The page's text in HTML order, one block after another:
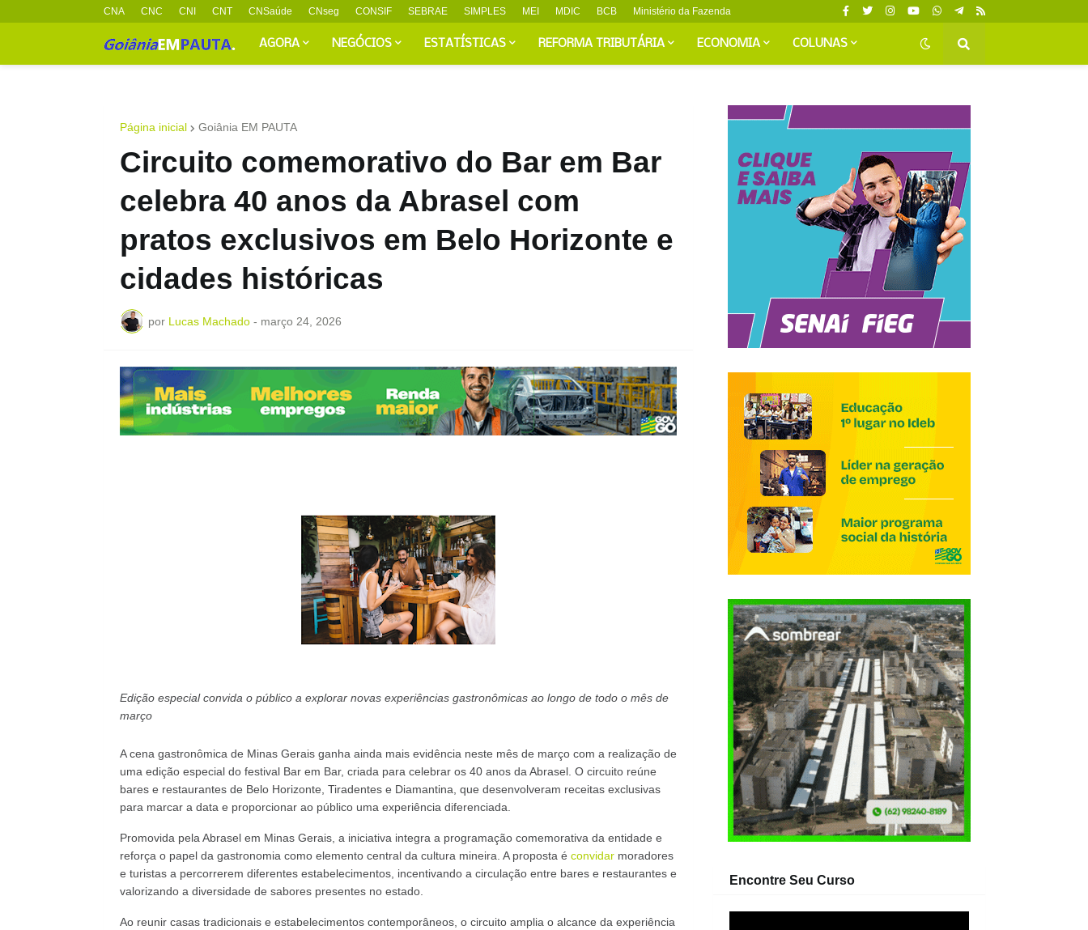
CNA CNC CNI CNT CNSaúde CNseg CONSIF SEBRAE SIMPLES MEI MDIC BCB Ministério da Fazenda
AGORA NEGÓCIOS ESTATÍSTICAS REFORMA TRIBUTÁRIA ECONOMIA COLUNAS
Página inicial Goiânia EM PAUTA
Circuito comemorativo do Bar em Bar
celebra 40 anos da Abrasel com
pratos exclusivos em Belo Horizonte e
cidades históricas
por Lucas Machado - março 24, 2026
Edição especial convida o público a explorar novas experiências gastronômicas ao longo de todo o mês de
março
A cena gastronômica de Minas Gerais ganha ainda mais evidência neste mês de março com a realização de
uma edição especial do festival Bar em Bar, criada para celebrar os 40 anos da Abrasel. O circuito reúne
bares e restaurantes de Belo Horizonte, Tiradentes e Diamantina, que desenvolveram receitas exclusivas
para marcar a data e proporcionar ao público uma experiência diferenciada.
Promovida pela Abrasel em Minas Gerais, a iniciativa integra a programação comemorativa da entidade e
reforça o papel da gastronomia como elemento central da cultura mineira. A proposta é convidarmoradores
e turistas a percorrerem diferentes estabelecimentos, incentivando a circulação entre bares e restaurantes e
valorizando a diversidade de sabores presentes no estado.
Ao reunir casas tradicionais e estabelecimentos contemporâneos, o circuito amplia o alcance da experiência
Encontre Seu Curso